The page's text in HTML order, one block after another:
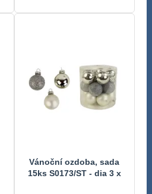
Vánoční ozdoba, sada
15ks S0173/ST - dia 3 x